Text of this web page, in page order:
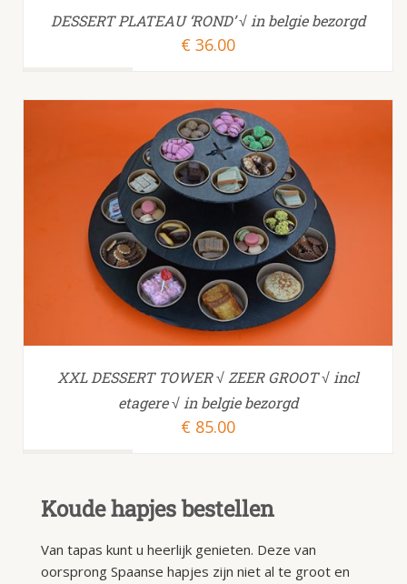
Koude hapjes bestellen
Van tapas kunt u heerlijk genieten. Deze van
oorsprong Spaanse hapjes zijn niet al te groot en
DESSERT PLATEAU ‘ROND’ √ in belgie bezorgd
€ 36.00
TOEVOEGEN AAN WINKELWAGEN /
XXL DESSERT TOWER √ ZEER GROOT √ incl
etagere √ in belgie bezorgd
€ 85.00